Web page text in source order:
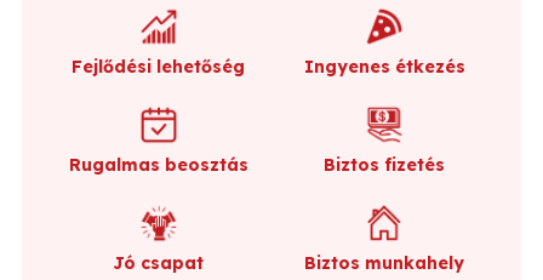
Fejlődési lehetőség
Rugalmas beosztás
Jó csapat
Ingyenes étkezés
Biztos fizetés
Biztos munkahely